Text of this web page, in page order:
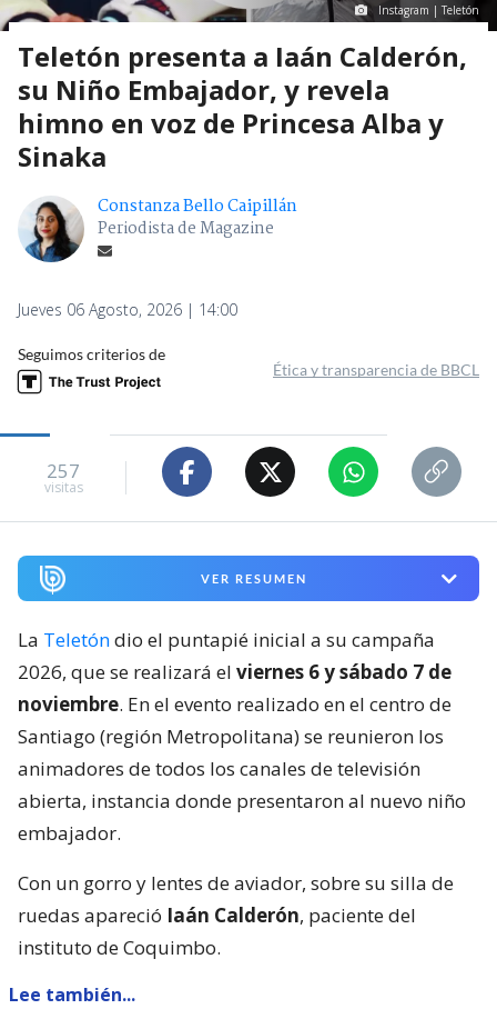
Instagram | Teletón
Teletón presenta a Iaán Calderón,
su Niño Embajador, y revela
himno en voz de Princesa Alba y
Sinaka
Constanza Bello Caipillán
Periodista de Magazine
Jueves 06 Agosto, 2026 | 14:00
Seguimos criterios de
Ética y transparencia de BBCL
257
visitas
VER RESUMEN
La Teletóndio el puntapié inicial a su campaña
2026, que se realizará el viernes 6 y sábado 7 de
noviembre. En el evento realizado en el centro de
Santiago (región Metropolitana) se reunieron los
animadores de todos los canales de televisión
abierta, instancia donde presentaron al nuevo niño
embajador.
Con un gorro y lentes de aviador, sobre su silla de
ruedas apareció Iaán Calderón, paciente del
instituto de Coquimbo.
Lee también...